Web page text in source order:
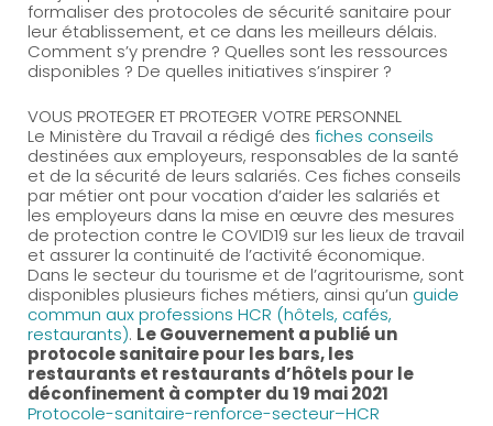
formaliser des protocoles de sécurité sanitaire pour
leur établissement, et ce dans les meilleurs délais.
Comment s’y prendre ? Quelles sont les ressources
disponibles ? De quelles initiatives s’inspirer ?
VOUS PROTEGER ET PROTEGER VOTRE PERSONNEL
Le Ministère du Travail a rédigé des fiches conseils
destinées aux employeurs, responsables de la santé
et de la sécurité de leurs salariés. Ces fiches conseils
par métier ont pour vocation d’aider les salariés et
les employeurs dans la mise en œuvre des mesures
de protection contre le COVID19 sur les lieux de travail
et assurer la continuité de l’activité économique.
Dans le secteur du tourisme et de l’agritourisme, sont
disponibles plusieurs fiches métiers, ainsi qu’un guide
commun aux professions HCR (hôtels, cafés,
restaurants). Le Gouvernement a publié un
protocole sanitaire pour les bars, les
restaurants et restaurants d’hôtels pour le
déconfinement à compter du 19 mai 2021
Protocole-sanitaire-renforce-secteur–HCR